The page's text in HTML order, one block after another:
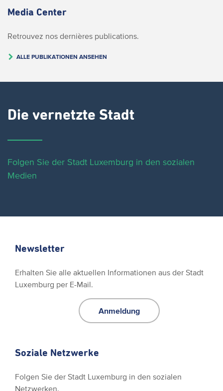
Media Center
Retrouvez nos dernières publications.
ALLE PUBLIKATIONEN ANSEHEN
Die vernetzte Stadt
Folgen Sie der Stadt Luxemburg in den sozialen
Medien
Newsletter
Erhalten Sie alle aktuellen Informationen aus der Stadt
Luxemburg per E-Mail.
Anmeldung
Soziale Netzwerke
Folgen Sie der Stadt Luxemburg in den sozialen
Netzwerken.